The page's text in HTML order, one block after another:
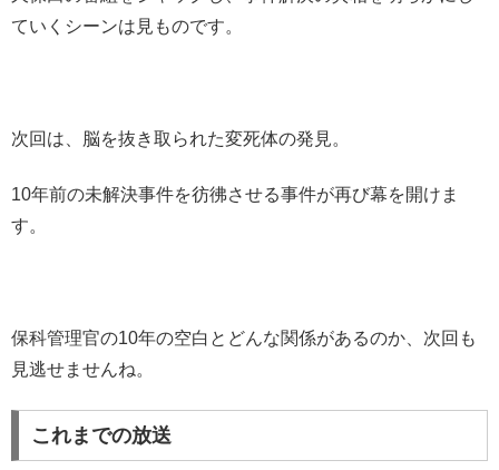
ていくシーンは見ものです。
次回は、脳を抜き取られた変死体の発見。
10年前の未解決事件を彷彿させる事件が再び幕を開けま
す。
保科管理官の10年の空白とどんな関係があるのか、次回も
見逃せませんね。
これまでの放送